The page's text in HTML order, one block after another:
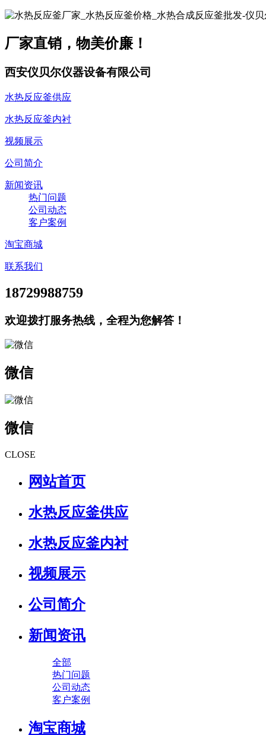
厂家直销，物美价廉！
西安仪贝尔仪器设备有限公司
水热反应釜供应
水热反应釜内衬
视频展示
公司简介
新闻资讯
热门问题
公司动态
客户案例
淘宝商城
联系我们
18729988759
欢迎拨打服务热线，全程为您解答！
微信
微信
CLOSE
网站首页
水热反应釜供应
水热反应釜内衬
视频展示
公司简介
新闻资讯
全部
热门问题
公司动态
客户案例
淘宝商城